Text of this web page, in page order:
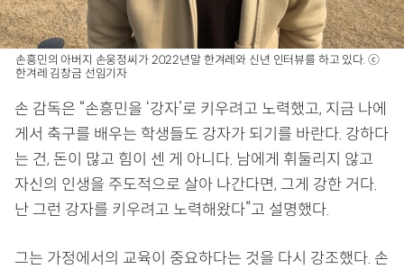
손흥민의 아버지 손웅정씨가 2022년말 한겨레와 신년 인터뷰를 하고 있다. ⓒ
한겨레 김창금 선임기자
손 감독은 “손흥민을 ‘강자’로 키우려고 노력했고, 지금 나에
게서 축구를 배우는 학생들도 강자가 되기를 바란다. 강하다
는 건, 돈이 많고 힘이 센 게 아니다. 남에게 휘둘리지 않고
자신의 인생을 주도적으로 살아 나간다면, 그게 강한 거다.
난 그런 강자를 키우려고 노력해왔다”고 설명했다.
그는 가정에서의 교육이 중요하다는 것을 다시 강조했다. 손